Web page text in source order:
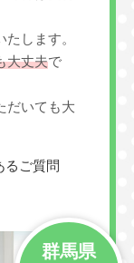
します。
大丈夫で
だいても大
るご質問
群馬県